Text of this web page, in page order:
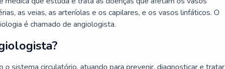
as veias, as arteríolas e os capilares, e os vasos linfáticos. O
é chamado de angiologista.